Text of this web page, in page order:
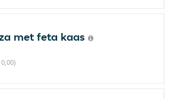
met feta kaas